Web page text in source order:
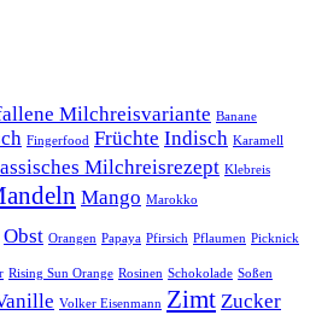
Milchreisvariante Banane
Fingerfood Früchte Indisch Karamell
Milchreisrezept Klebreis
Mango Marokko
Obst Orangen Papaya Pfirsich Pflaumen Picknick
Rising Sun Orange Rosinen Schokolade Soßen
Volker Eisenmann Zimt Zucker